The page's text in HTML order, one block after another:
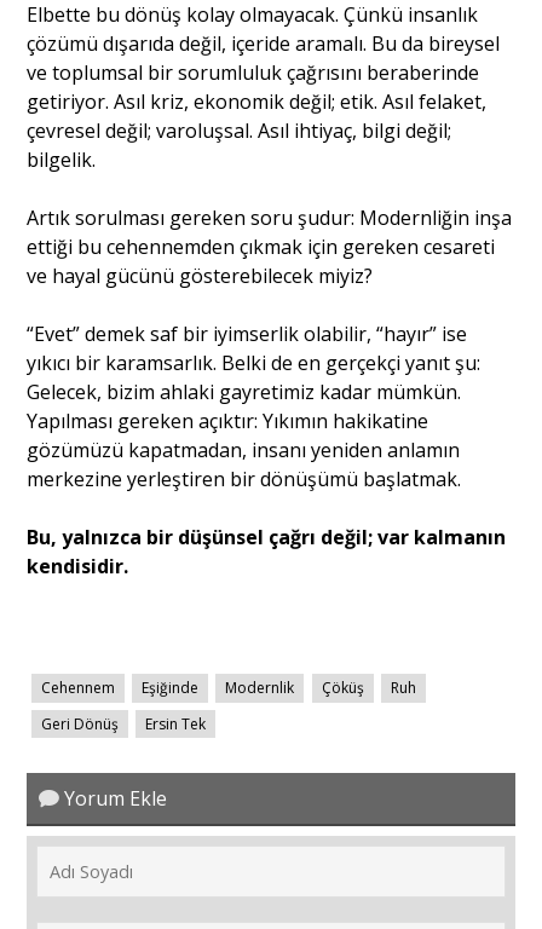
Elbette bu dönüş kolay olmayacak. Çünkü insanlık
çözümü dışarıda değil, içeride aramalı. Bu da bireysel
ve toplumsal bir sorumluluk çağrısını beraberinde
getiriyor. Asıl kriz, ekonomik değil; etik. Asıl felaket,
çevresel değil; varoluşsal. Asıl ihtiyaç, bilgi değil;
bilgelik.
Artık sorulması gereken soru şudur: Modernliğin inşa
ettiği bu cehennemden çıkmak için gereken cesareti
ve hayal gücünü gösterebilecek miyiz?
“Evet” demek saf bir iyimserlik olabilir, “hayır” ise
yıkıcı bir karamsarlık. Belki de en gerçekçi yanıt şu:
Gelecek, bizim ahlaki gayretimiz kadar mümkün.
Yapılması gereken açıktır: Yıkımın hakikatine
gözümüzü kapatmadan, insanı yeniden anlamın
merkezine yerleştiren bir dönüşümü başlatmak.
Bu, yalnızca bir düşünsel çağrı değil; var kalmanın
kendisidir.
Cehennem Eşiğinde Modernlik Çöküş
Ruh
Geri Dönüş
Ersin Tek
Yorum Ekle